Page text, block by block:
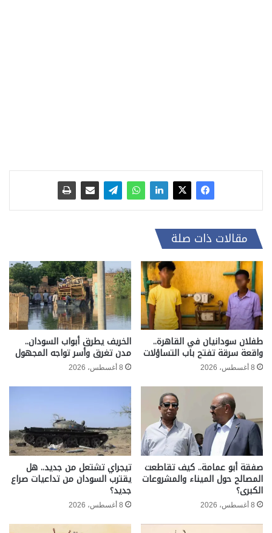
مقالات ذات صلة
طفلان سودانيان في القاهرة..
واقعة سرقة تفتح باب التساؤلات
8 أغسطس، 2026
الخريف يطرق أبواب السودان..
مدن تغرق وأسر تواجه المجهول
8 أغسطس، 2026
صفقة أبو عمامة.. كيف تقاطعت
المصالح حول الميناء والمشروعات
الكبرى؟
8 أغسطس، 2026
تيجراي تشتعل من جديد.. هل
يقترب السودان من تداعيات صراع
جديد؟
8 أغسطس، 2026